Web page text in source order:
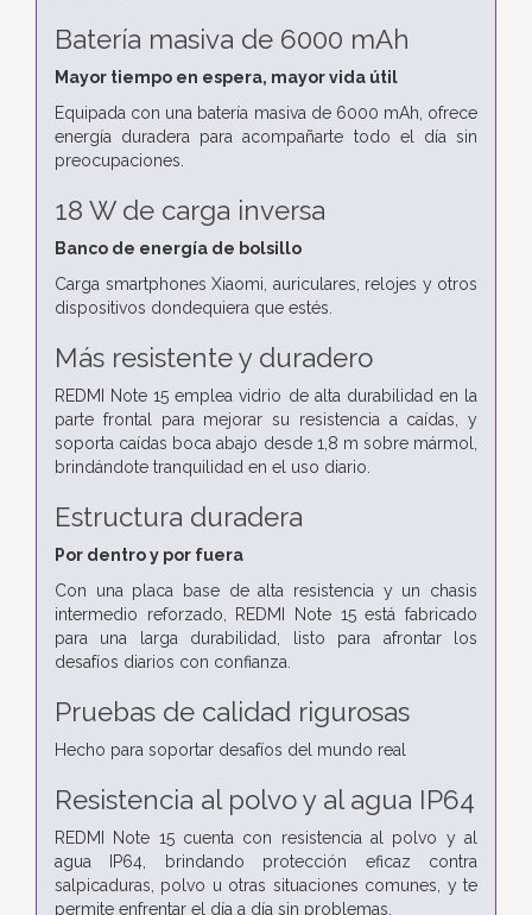
Batería masiva de 6000 mAh
Mayor tiempo en espera, mayor vida útil
Equipada con una batería masiva de 6000 mAh, ofrece
energía duradera para acompañarte todo el día sin
preocupaciones.
18 W de carga inversa
Banco de energía de bolsillo
Carga smartphones Xiaomi, auriculares, relojes y otros
dispositivos dondequiera que estés.
Más resistente y duradero
REDMI Note 15 emplea vidrio de alta durabilidad en la
parte frontal para mejorar su resistencia a caídas, y
soporta caídas boca abajo desde 1,8 m sobre mármol,
brindándote tranquilidad en el uso diario.
Estructura duradera
Por dentro y por fuera
Con una placa base de alta resistencia y un chasis
intermedio reforzado, REDMI Note 15 está fabricado
para una larga durabilidad, listo para afrontar los
desafíos diarios con confianza.
Pruebas de calidad rigurosas
Hecho para soportar desafíos del mundo real
Resistencia al polvo y al agua IP64
REDMI Note 15 cuenta con resistencia al polvo y al
agua IP64, brindando protección eficaz contra
salpicaduras, polvo u otras situaciones comunes, y te
permite enfrentar el día a día sin problemas.